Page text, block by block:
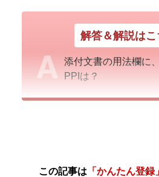
解答＆解説はこ
添付文書の用法欄に
PPIは？
この記事は 「かんたん登録」